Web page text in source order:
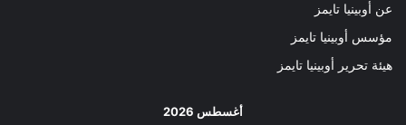
عن أوبينيا تايمز
مؤسس أوبينيا تايمز
هيئة تحرير أوبينيا تايمز
أغسطس 2026